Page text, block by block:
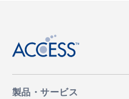
製品・サービス